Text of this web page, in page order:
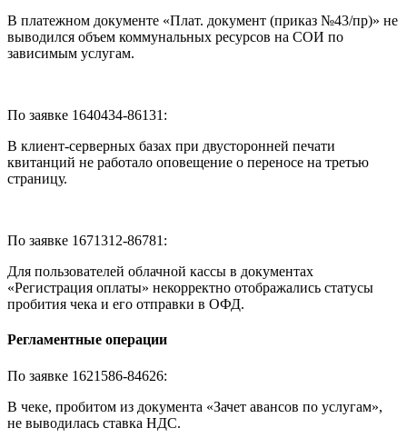
В платежном документе «Плат. документ (приказ №43/пр)» не
выводился объем коммунальных ресурсов на СОИ по
зависимым услугам.
По заявке 1640434-86131:
В клиент-серверных базах при двусторонней печати
квитанций не работало оповещение о переносе на третью
страницу.
По заявке 1671312-86781:
Для пользователей облачной кассы в документах
«Регистрация оплаты» некорректно отображались статусы
пробития чека и его отправки в ОФД.
Регламентные операции
По заявке 1621586-84626:
В чеке, пробитом из документа «Зачет авансов по услугам»,
не выводилась ставка НДС.